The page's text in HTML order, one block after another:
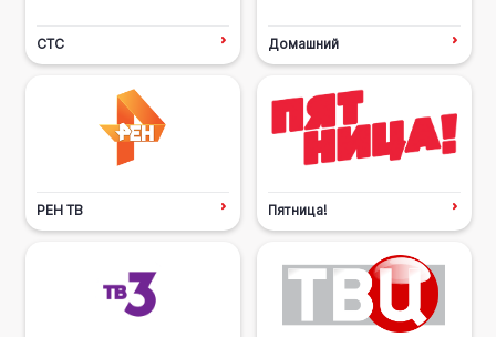
СТС Домашний
РЕН ТВ Пятница!